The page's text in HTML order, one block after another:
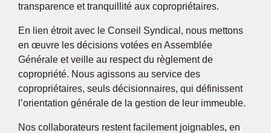
transparence et tranquillité aux copropriétaires.
En lien étroit avec le Conseil Syndical, nous mettons
en œuvre les décisions votées en Assemblée
Générale et veille au respect du règlement de
copropriété. Nous agissons au service des
copropriétaires, seuls décisionnaires, qui définissent
l’orientation générale de la gestion de leur immeuble.
Nos collaborateurs restent facilement joignables, en